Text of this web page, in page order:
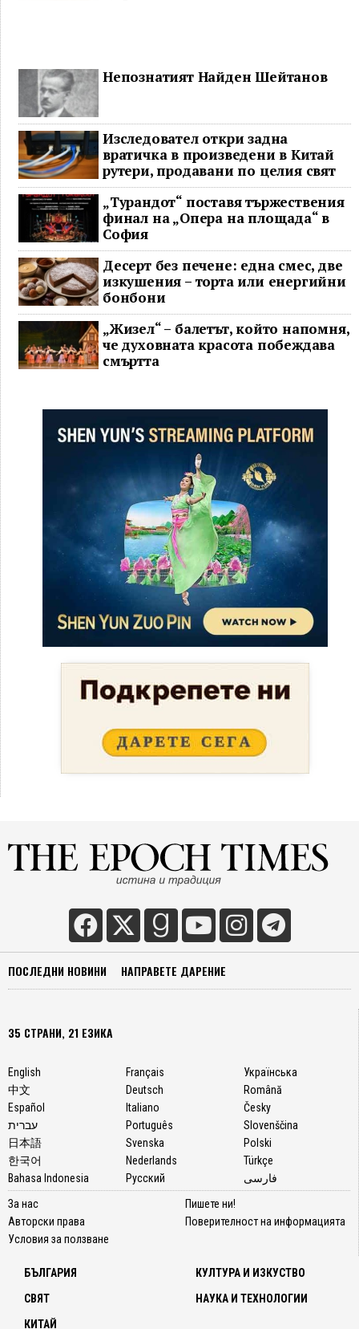
Непознатият Найден Шейтанов
Изследовател откри задна
вратичка в произведени в Китай
рутери, продавани по целия свят
„Турандот“ поставя тържествения
финал на „Опера на площада“ в
София
Десерт без печене: една смес, две
изкушения – торта или енергийни
бонбони
„Жизел“ – балетът, който напомня,
че духовната красота побеждава
смъртта
ПОСЛЕДНИ НОВИНИ НАПРАВЕТЕ ДАРЕНИЕ
35 СТРАНИ, 21 ЕЗИКА
English
中文
Español
עברית
日本語
한국어
Bahasa Indonesia
Français
Deutsch
Italiano
Português
Svenska
Nederlands
Русский
Українська
Română
Česky
Slovenščina
Polski
Türkçe
فارسی
За нас
Авторски права
Условия за ползване
Пишете ни!
Поверителност на информацията
БЪЛГАРИЯ
СВЯТ
КИТАЙ
КУЛТУРА И ИЗКУСТВО
НАУКА И ТЕХНОЛОГИИ